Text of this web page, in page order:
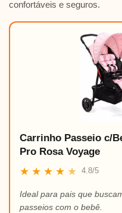
confortáveis e seguros.
Carrinho Passeio c/
Pro Rosa Voyage
★ ★ ★ ★ ★ 4.8/5
Ideal para pais que
passeios com o bebê.